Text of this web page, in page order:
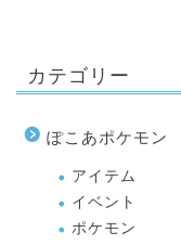
カテゴリー
ぽこあポケモン
アイテム
イベント
ポケモン